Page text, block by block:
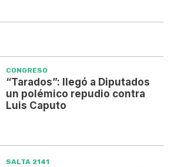
CONGRESO
“Tarados”: llegó a Diputados
un polémico repudio contra
Luis Caputo
SALTA 2141